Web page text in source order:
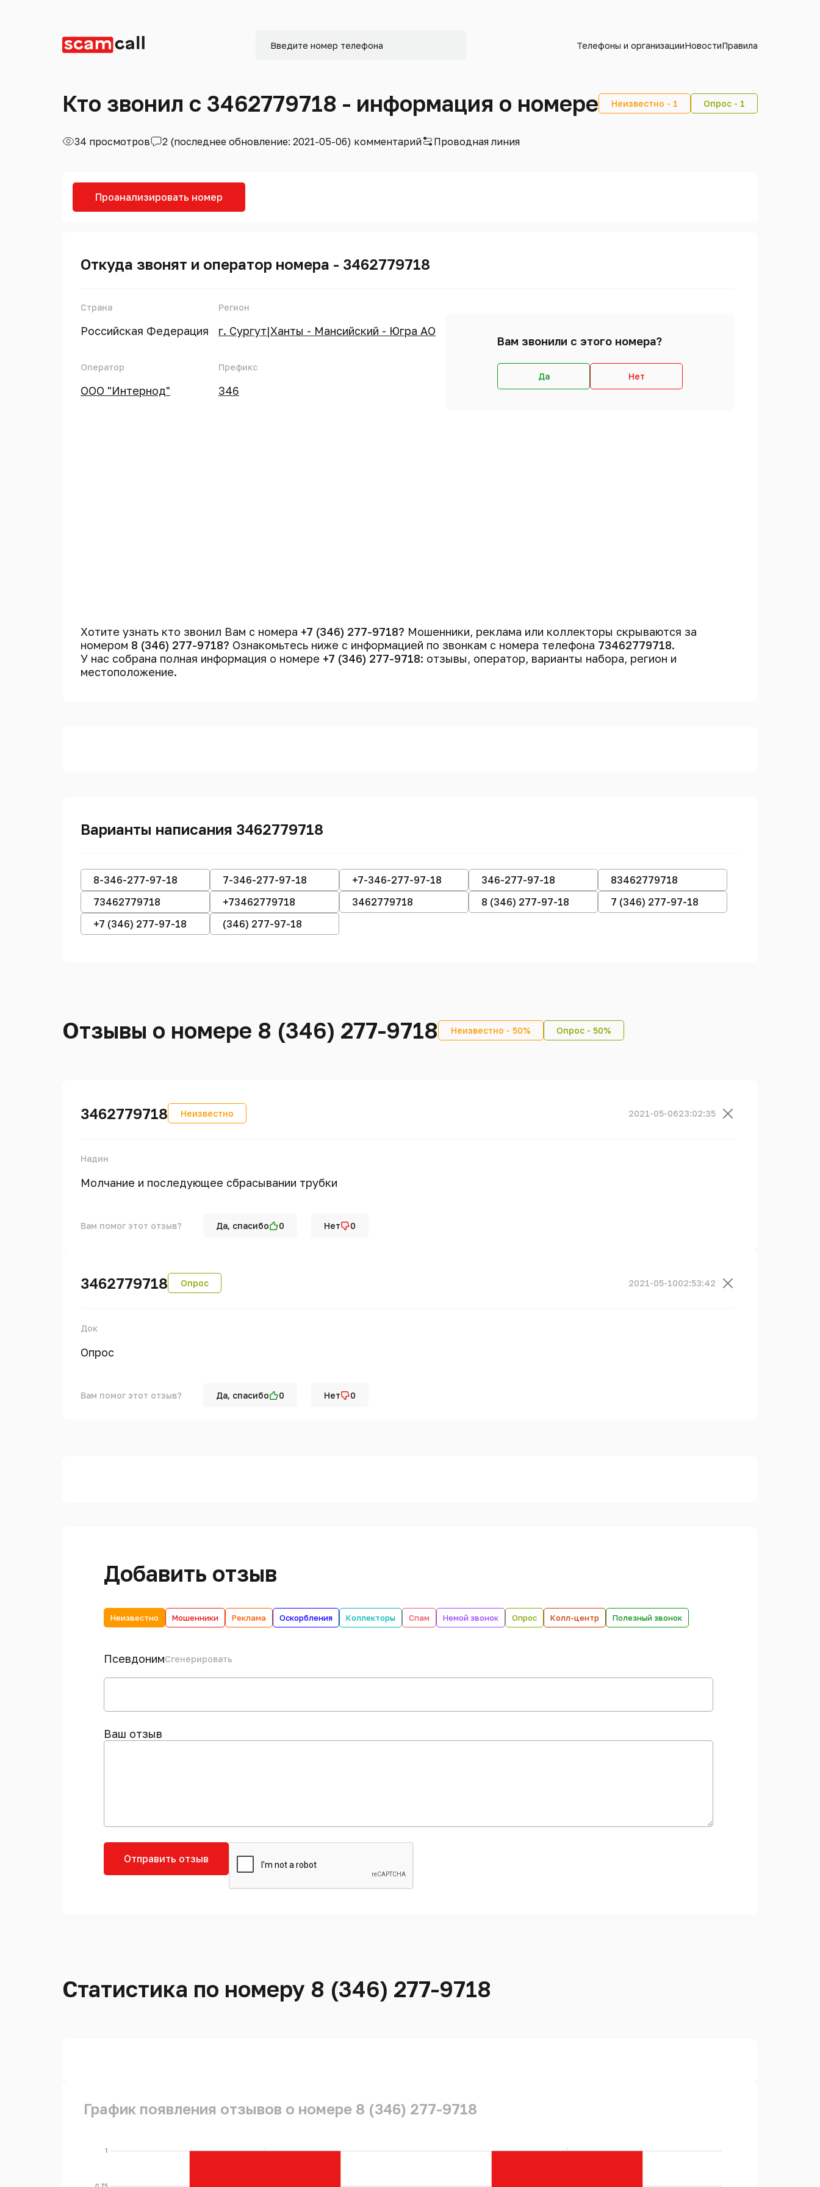
Телефоны и организацииНовостиПравила
Кто звонил с 3462779718 - информация о номере Неизвестно - 1 Опрос - 1
34 просмотров 2 (последнее обновление: 2021-05-06) комментарий Проводная линия
Проанализировать номер
Откуда звонят и оператор номера - 3462779718
Страна
Российская Федерация
Оператор
ООО "Интернод"
Регион
г. Сургут|Ханты - Мансийский - Югра АО
Префикс
346
Вам звонили с этого номера?
Да Нет
Хотите узнать кто звонил Вам с номера +7 (346) 277-9718? Мошенники, реклама или коллекторы скрываются за
номером 8 (346) 277-9718? Ознакомьтесь ниже с информацией по звонкам с номера телефона 73462779718.
У нас собрана полная информация о номере +7 (346) 277-9718: отзывы, оператор, варианты набора, регион и
местоположение.
Варианты написания 3462779718
8-346-277-97-18 7-346-277-97-18 +7-346-277-97-18 346-277-97-18
83462779718
73462779718
+73462779718 3462779718 8 (346) 277-97-18
7 (346) 277-97-18
+7 (346) 277-97-18
(346) 277-97-18
Отзывы о номере 8 (346) 277-9718 Неизвестно - 50% Опрос - 50%
3462779718 Неизвестно 2021-05-0623:02:35
Надин
Молчание и последующее сбрасывании трубки
Вам помог этот отзыв? Да, спасибо 0 Нет 0
3462779718 Опрос 2021-05-1002:53:42
Док
Опрос
Вам помог этот отзыв? Да, спасибо 0 Нет 0
Добавить отзыв
Неизвестно Мошенники Реклама Оскорбления Коллекторы Спам Немой звонок Опрос Колл-центр Полезный звонок
ПсевдонимСгенерировать
Ваш отзыв
Отправить отзыв
Статистика по номеру 8 (346) 277-9718
График появления отзывов о номере 8 (346) 277-9718
0.75
1